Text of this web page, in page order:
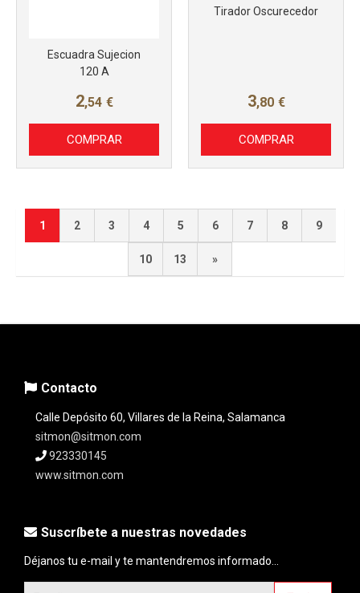
Escuadra Sujecion
120 A
2,54 €
COMPRAR
Tirador Oscurecedor
3,80 €
COMPRAR
1 2 3 4 5 6 7 8 9
10 13 »
Contacto
Calle Depósito 60, Villares de la Reina, Salamanca
sitmon@sitmon.com
923330145
www.sitmon.com
Suscríbete a nuestras novedades
Déjanos tu e-mail y te mantendremos informado...